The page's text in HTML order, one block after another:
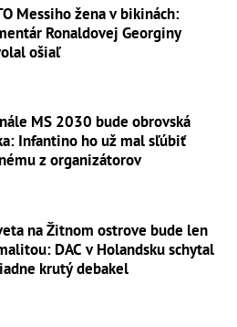
Messiho žena v bikinách:
Ronaldovej Georginy
ošiaľ
MS 2030 bude obrovská
Infantino ho už mal sľúbiť
z organizátorov
na Žitnom ostrove bude len
DAC v Holandsku schytal
krutý debakel